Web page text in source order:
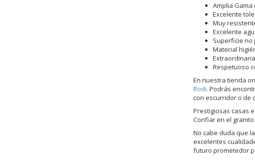
Amplia Gama
Excelente
Muy
Excelente
Superficie no
Material
Respetuoso
En nuestra tienda
Rodi. Podrás
con escurridor o de
Prestigiosas casas
Confiar en el
No cabe duda que
excelentes
futuro prometedor